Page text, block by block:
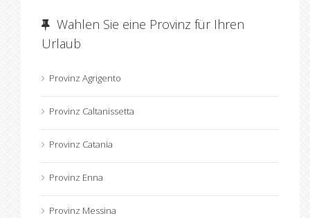
Wahlen Sie eine Provinz für Ihren
Urlaub
Provinz Agrigento
Provinz Caltanissetta
Provinz Catania
Provinz Enna
Provinz Messina